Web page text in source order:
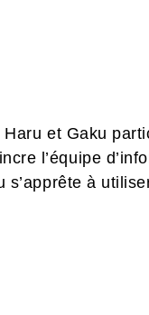
et Gaku
l’équipe
à